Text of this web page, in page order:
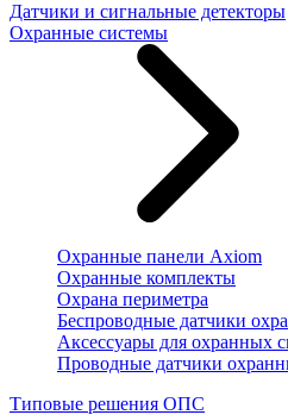
Датчики и сигнальные детекторы
Охранные системы
Охранные панели Axiom
Охранные комплекты
Охрана периметра
Беспроводные датчики
Аксессуары для охранных
Проводные датчики
Типовые решения ОПС